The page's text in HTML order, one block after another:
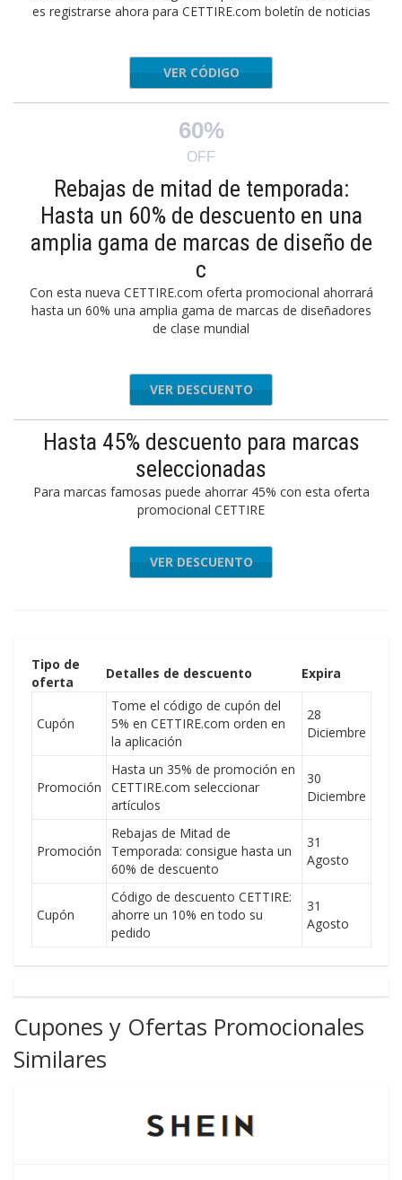
es registrarse ahora para CETTIRE.com boletín de noticias
KIDS10
VER CÓDIGO
60%
OFF
Rebajas de mitad de temporada:
Hasta un 60% de descuento en una
amplia gama de marcas de diseño de
c
Con esta nueva CETTIRE.com oferta promocional ahorrará
hasta un 60% una amplia gama de marcas de diseñadores
de clase mundial
VER DESCUENTO
Hasta 45% descuento para marcas
seleccionadas
Para marcas famosas puede ahorrar 45% con esta oferta
promocional CETTIRE
VER DESCUENTO
Tipo de
oferta
Detalles de descuento Expira
Cupón
Tome el código de cupón del
5% en CETTIRE.com orden en
la aplicación
28
Diciembre
Promoción
Hasta un 35% de promoción en
CETTIRE.com seleccionar
artículos
30
Diciembre
Promoción
Rebajas de Mitad de
Temporada: consigue hasta un
60% de descuento
31
Agosto
Cupón
Código de descuento CETTIRE:
ahorre un 10% en todo su
pedido
31
Agosto
Cupones y Ofertas Promocionales
Similares